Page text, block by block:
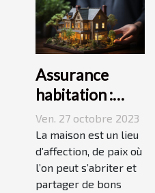
Assurance
habitation :
comment ça
marche ?
Ven. 27 octobre 2023
La maison est un lieu
d’affection, de paix où
l’on peut s’abriter et
partager de bons